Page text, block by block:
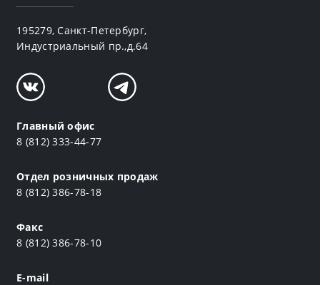
195279, Санкт-Петербург,
Индустриальный пр.,д.64
Главный офис
8 (812) 333-44-77
Отдел розничных продаж
8 (812) 386-78-18
Факс
8 (812) 386-78-10
E-mail